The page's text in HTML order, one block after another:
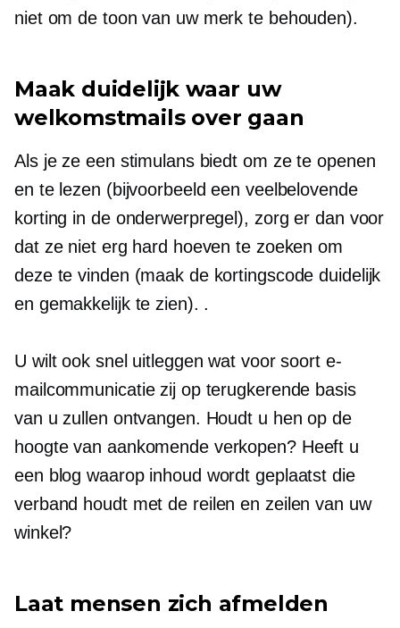
niet om de toon van uw merk te behouden).
Maak duidelijk waar uw
welkomstmails over gaan
Als je ze een stimulans biedt om ze te openen
en te lezen (bijvoorbeeld een veelbelovende
korting in de onderwerpregel), zorg er dan voor
dat ze niet erg hard hoeven te zoeken om
deze te vinden (maak de kortingscode duidelijk
en gemakkelijk te zien). .
U wilt ook snel uitleggen wat voor soort e-
mailcommunicatie zij op terugkerende basis
van u zullen ontvangen. Houdt u hen op de
hoogte van aankomende verkopen? Heeft u
een blog waarop inhoud wordt geplaatst die
verband houdt met de reilen en zeilen van uw
winkel?
Laat mensen zich afmelden